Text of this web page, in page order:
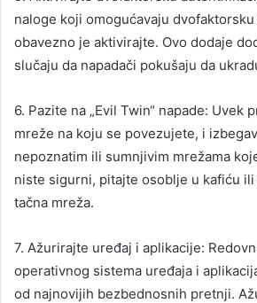
naloge koji omogućavaju
obavezno je aktivirajte. Ovo dodaje
slučaju da napadači pokušaju da
6. Pazite na „Evil Twin“ napade: Uvek
mreže na koju se povezujete, i
nepoznatim ili sumnjivim mrežama
niste sigurni, pitajte osoblje u kafiću
tačna mreža.
7. Ažurirajte uređaj i aplikacije:
operativnog sistema uređaja i
od najnovijih bezbednosnih pretnji.